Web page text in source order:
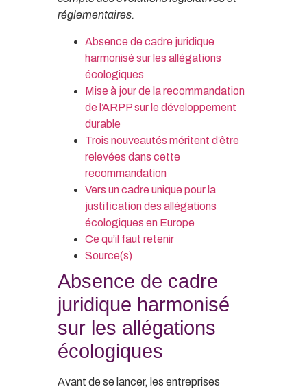
réglementaires.
Absence de cadre juridique
harmonisé sur les allégations
écologiques
Mise à jour de la recommandation
de l’ARPP sur le développement
durable
Trois nouveautés méritent d’être
relevées dans cette
recommandation
Vers un cadre unique pour la
justification des allégations
écologiques en Europe
Ce qu’il faut retenir
Source(s)
Absence de cadre
juridique harmonisé
sur les allégations
écologiques
Avant de se lancer, les entreprises